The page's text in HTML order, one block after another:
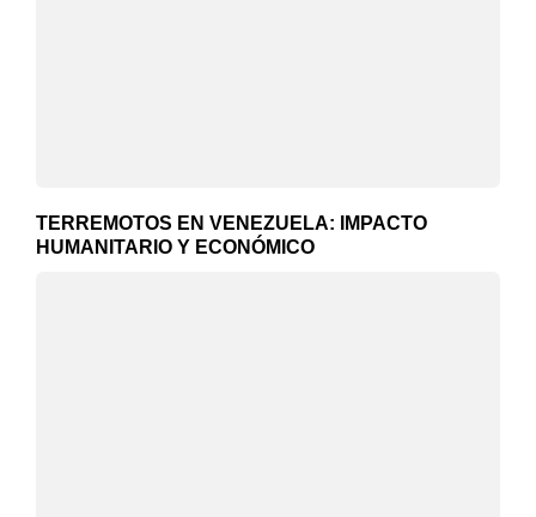
TERREMOTOS EN VENEZUELA: IMPACTO
HUMANITARIO Y ECONÓMICO